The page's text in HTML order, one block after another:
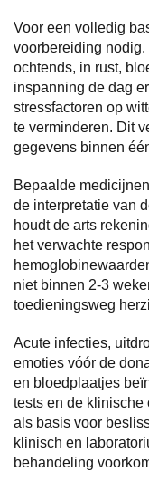
Voor een volledig
voorbereiding
ochtends, in rust,
inspanning de dag
stressfactoren op
te verminderen. Dit
gegevens binnen
Bepaalde
de interpretatie van
houdt de arts
het verwachte
niet binnen 2-3
toedieningsweg
Acute infecties,
emoties vóór de
en bloedplaatjes
tests en de klinische
als basis voor
klinisch en
behandeling